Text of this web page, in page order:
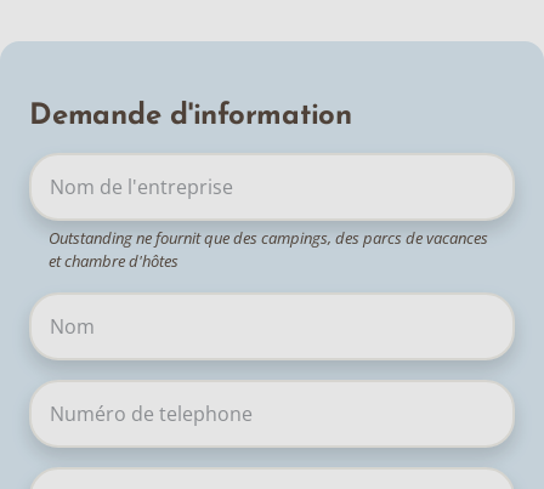
Demande d'information
Outstanding ne fournit que des campings, des parcs de vacances
et chambre d'hôtes